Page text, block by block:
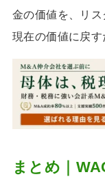
金の価値を、リ
現在の価値に戻す
まとめ｜